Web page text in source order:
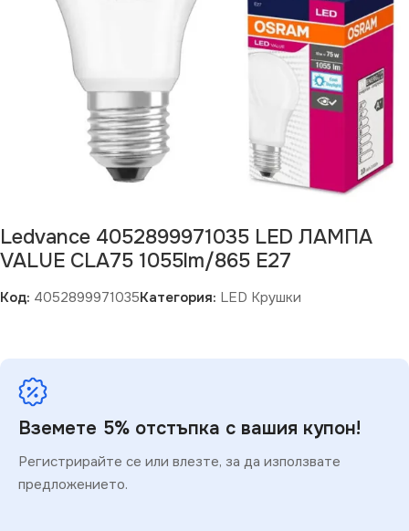
Ledvance 4052899971035 LED ЛАМПА
VALUE CLA75 1055lm/865 E27
Код: 4052899971035Категория: LED Крушки
Вземете 5% отстъпка с вашия купон!
Регистрирайте се или влезте, за да използвате
предложението.